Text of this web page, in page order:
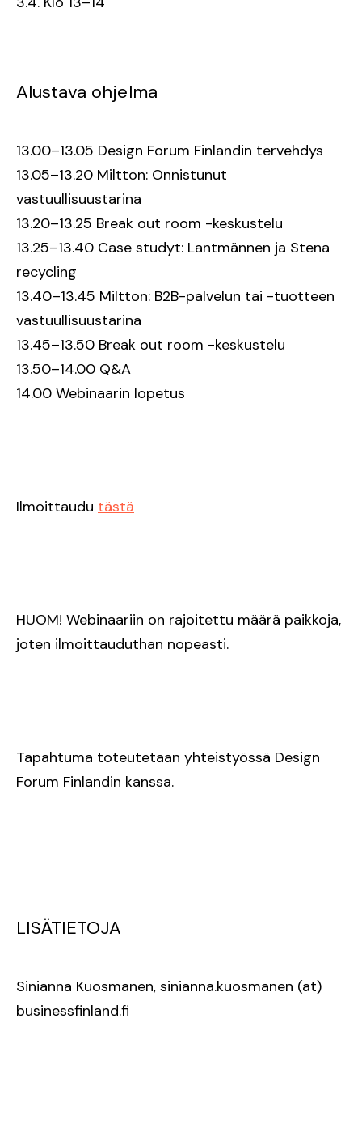
Alustava ohjelma
13.00–13.05 Design Forum Finlandin tervehdys
13.05–13.20 Miltton: Onnistunut
vastuullisuustarina
13.20–13.25 Break out room -keskustelu
13.25–13.40 Case studyt: Lantmännen ja Stena
recycling
13.40–13.45 Miltton: B2B-palvelun tai -tuotteen
vastuullisuustarina
13.45–13.50 Break out room -keskustelu
13.50–14.00 Q&A
14.00 Webinaarin lopetus
Ilmoittaudu tästä
HUOM! Webinaariin on rajoitettu määrä paikkoja,
joten ilmoittauduthan nopeasti.
Tapahtuma toteutetaan yhteistyössä Design
Forum Finlandin kanssa.
LISÄTIETOJA
Sinianna Kuosmanen, sinianna.kuosmanen (at)
businessfinland.fi